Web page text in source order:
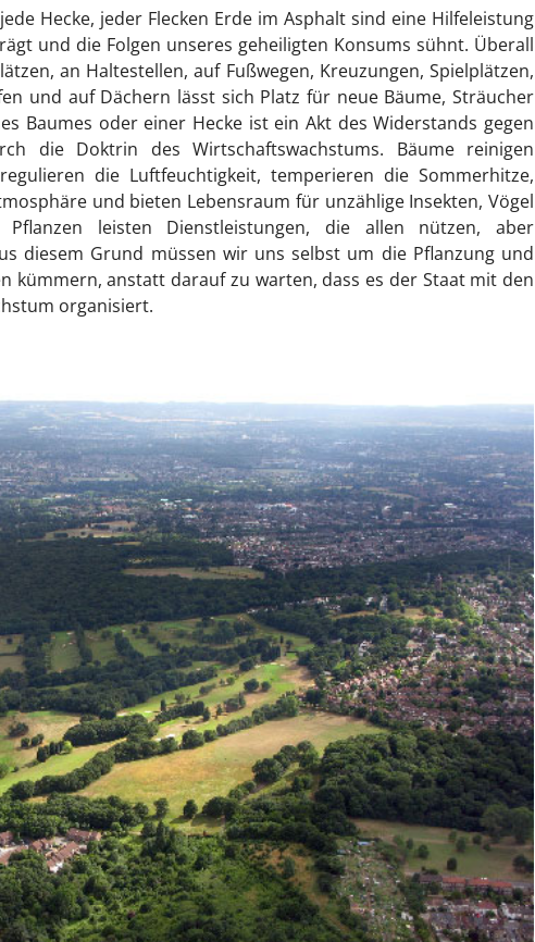
Hecke, jeder Flecken Erde im Asphalt sind eine Hilfeleistung
und die Folgen unseres geheiligten Konsums sühnt. Überall
an Haltestellen, auf Fußwegen, Kreuzungen, Spielplätzen,
und auf Dächern lässt sich Platz für neue Bäume, Sträucher
Baumes oder einer Hecke ist ein Akt des Widerstands gegen
die Doktrin des Wirtschaftswachstums. Bäume reinigen
die Luftfeuchtigkeit, temperieren die Sommerhitze,
und bieten Lebensraum für unzählige Insekten, Vögel
Pflanzen leisten Dienstleistungen, die allen nützen, aber
diesem Grund müssen wir uns selbst um die Pflanzung und
kümmern, anstatt darauf zu warten, dass es der Staat mit den
organisiert.